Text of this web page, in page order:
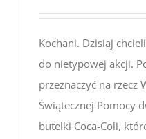
Kochani. Dzisiaj
do nietypowej akcji.
przeznaczyć na rzecz
Świątecznej Pomocy
butelki Coca-Coli,